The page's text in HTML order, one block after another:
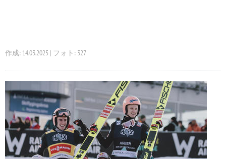
作成: 14.03.2025 | フォト: 327